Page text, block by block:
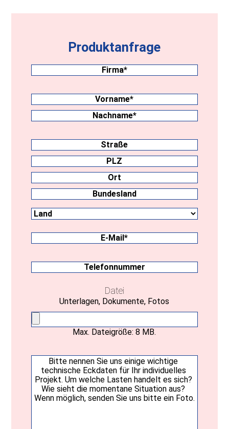
Produktanfrage
Firma(erforderlich)
Nachname(erforderlich)
Vorname
Anschrift
Straße
PLZ
Ort
E-
Mail(erforderlich)
Telefonnummer
Datei
Unterlagen, Dokumente, Fotos
Max. Dateigröße: 8 MB.
Ihre
Nachricht(erforderlich)